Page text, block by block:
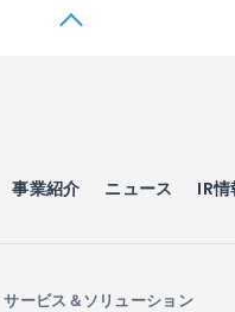
事業紹介 ニュース IR情
サービス＆ソリューション